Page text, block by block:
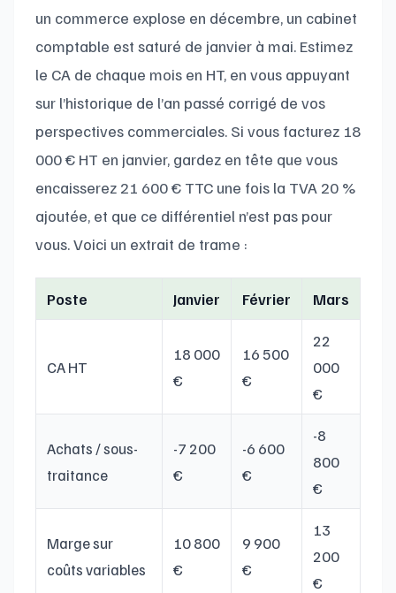
un commerce explose en décembre, un cabinet
comptable est saturé de janvier à mai. Estimez
le CA de chaque mois en HT, en vous appuyant
sur l’historique de l’an passé corrigé de vos
perspectives commerciales. Si vous facturez 18
000 € HT en janvier, gardez en tête que vous
encaisserez 21 600 € TTC une fois la TVA 20 %
ajoutée, et que ce différentiel n’est pas pour
vous. Voici un extrait de trame :
Poste Janvier Février Mars
CA HT
18 000
€
16 500
€
22
000
€
Achats / sous-
traitance
-7 200
€
-6 600
€
-8
800
€
Marge sur
coûts variables
10 800
€
9 900
€
13
200
€